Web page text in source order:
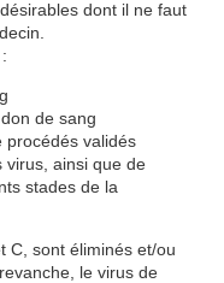
dont il ne faut
de sang
procédés validés
virus, ainsi que de
stades de la
C, sont éliminés et/ou
le virus de